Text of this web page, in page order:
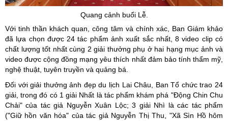
Quang cảnh buổi Lễ.
Với tinh thần khách quan, công tâm và chính xác, Ban Giám khảo
đã lựa chọn được 24 tác phẩm ảnh xuất sắc nhất, 8 video clip có
chất lượng tốt nhất cùng 2 giải thưởng phụ ở hai hạng mục ảnh và
video được cộng đồng mạng yêu thích nhất đảm bảo tính thẩm mỹ,
nghệ thuật, tuyên truyền và quảng bá.
Đối với giải thưởng ảnh đẹp du lịch Lai Châu, Ban Tổ chức trao 24
giải, trong đó có 1 giải Nhất là tác phẩm khám phá "Động Chin Chu
Chải" của tác giả Nguyễn Xuân Lộc; 3 giải Nhì là các tác phẩm
("Giữ hồn văn hóa" của tác giả Nguyễn Thị Thu, "Xã Sìn Hồ hôm